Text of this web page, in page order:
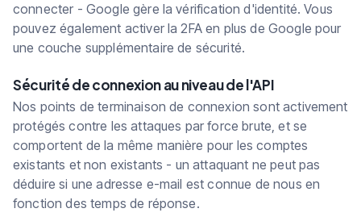
connecter - Google gère la vérification d'identité. Vous
pouvez également activer la 2FA en plus de Google pour
une couche supplémentaire de sécurité.
Sécurité de connexion au niveau de l'API
Nos points de terminaison de connexion sont activement
protégés contre les attaques par force brute, et se
comportent de la même manière pour les comptes
existants et non existants - un attaquant ne peut pas
déduire si une adresse e-mail est connue de nous en
fonction des temps de réponse.